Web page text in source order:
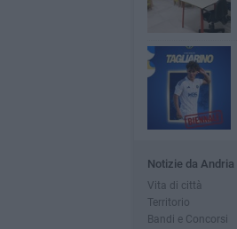
Notizie da Andria
Vita di città
Territorio
Bandi e Concorsi